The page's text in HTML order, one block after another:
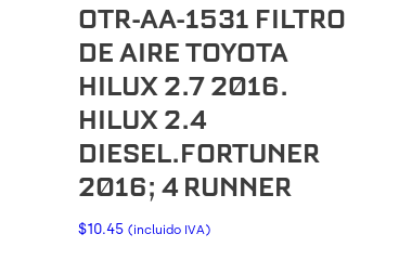
OTR-AA-1531 FILTRO
DE AIRE TOYOTA
HILUX 2.7 2016.
HILUX 2.4
DIESEL.FORTUNER
2016; 4 RUNNER
$10.45 (incluido IVA)